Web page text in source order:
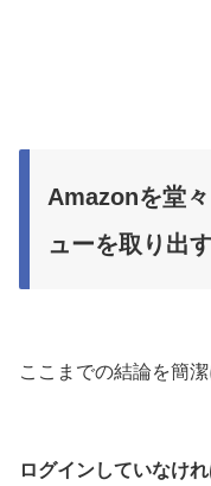
Amazonを堂
ューを取り出
ここまでの結論を簡潔
ログインしていなけ